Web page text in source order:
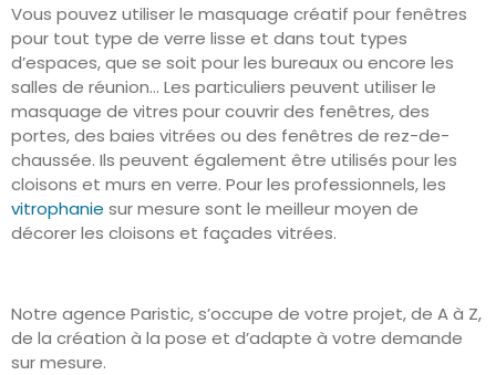
Vous pouvez utiliser le masquage créatif pour fenêtres
pour tout type de verre lisse et dans tout types
d’espaces, que se soit pour les bureaux ou encore les
salles de réunion… Les particuliers peuvent utiliser le
masquage de vitres pour couvrir des fenêtres, des
portes, des baies vitrées ou des fenêtres de rez-de-
chaussée. Ils peuvent également être utilisés pour les
cloisons et murs en verre. Pour les professionnels, les
vitrophanie sur mesure sont le meilleur moyen de
décorer les cloisons et façades vitrées.
Notre agence Paristic, s’occupe de votre projet, de A à Z,
de la création à la pose et d’adapte à votre demande
sur mesure.